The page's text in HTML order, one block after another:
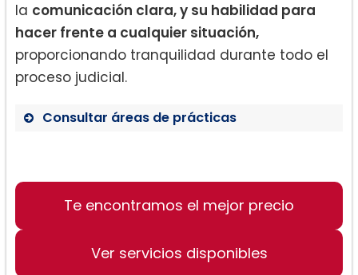
la comunicación clara, y su habilidad para
hacer frente a cualquier situación,
proporcionando tranquilidad durante todo el
proceso judicial.
Consultar áreas de prácticas
Apoyo legal exhaustivo
Te encontramos el mejor precio
Ver servicios disponibles